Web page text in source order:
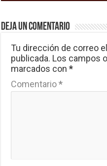
Deja un comentario
Tu dirección de correo
publicada. Los campos
marcados con*
Comentario*